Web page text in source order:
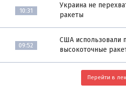
10:31
Украина не
ракеты
09:52
США использовали
высокоточные
Перейти в